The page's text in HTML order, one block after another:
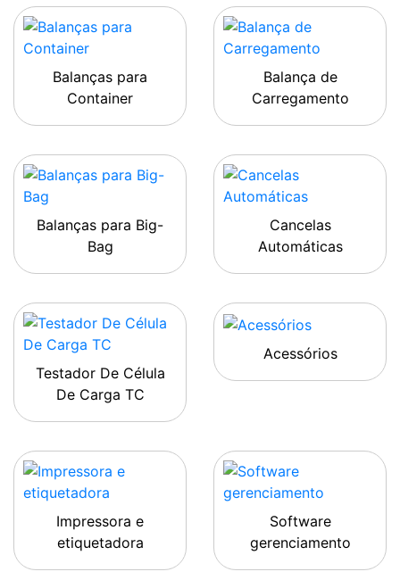
Balanças para
Container
Balança de
Carregamento
Balanças para Big-
Bag
Cancelas
Automáticas
Testador De Célula
De Carga TC
Acessórios
Impressora e
etiquetadora
Software
gerenciamento